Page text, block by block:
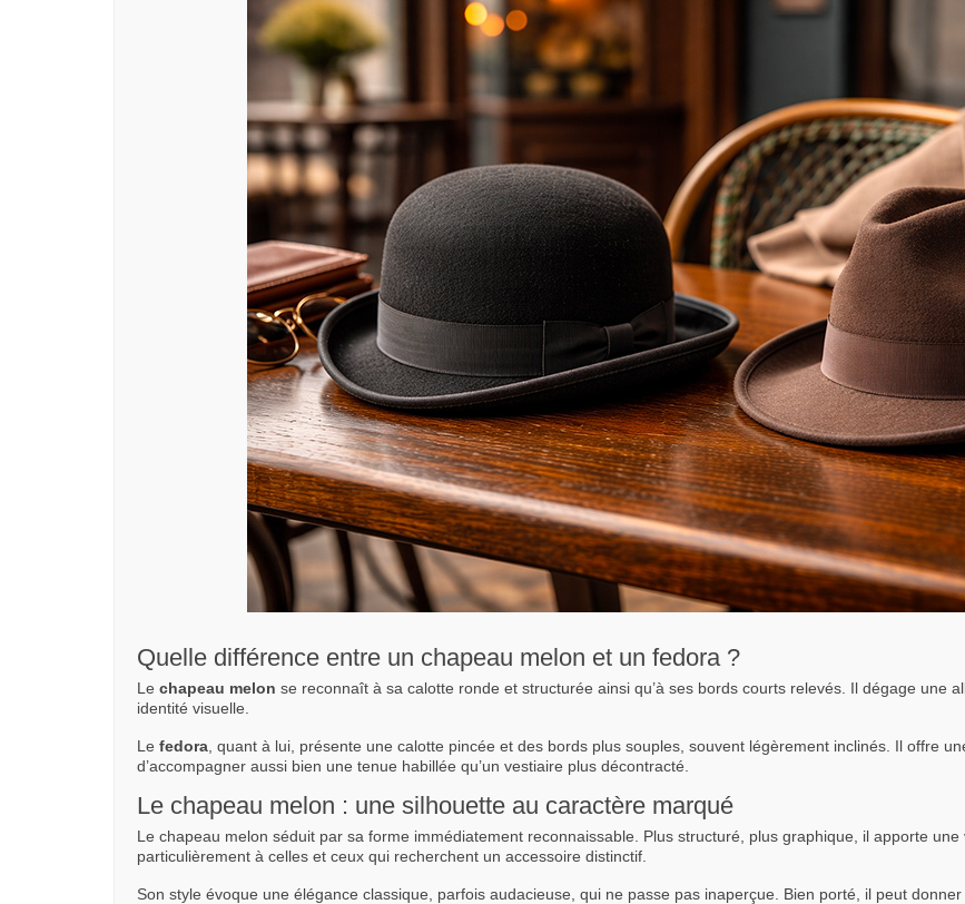
Quelle différence entre un chapeau melon et un fedora ?
Le chapeau melon se reconnaît à sa calotte ronde et structurée ainsi qu’à ses bords courts relevés. Il dégage une
identité visuelle.
Le fedora , quant à lui, présente une calotte pincée et des bords plus souples, souvent légèrement inclinés. Il offre
d’accompagner aussi bien une tenue habillée qu’un vestiaire plus décontracté.
Le chapeau melon : une silhouette au caractère marqué
Le chapeau melon séduit par sa forme immédiatement reconnaissable. Plus structuré, plus graphique, il apporte
particulièrement à celles et ceux qui recherchent un accessoire distinctif.
Son style évoque une élégance classique, parfois audacieuse, qui ne passe pas inaperçue. Bien porté, il peut